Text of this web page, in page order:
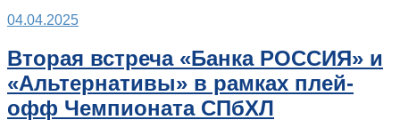
04.04.2025
Вторая встреча «Банка РОССИЯ» и
«Альтернативы» в рамках плей-
офф Чемпионата СПбХЛ